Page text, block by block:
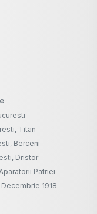
Titan
Berceni
Dristor
Patriei
1918